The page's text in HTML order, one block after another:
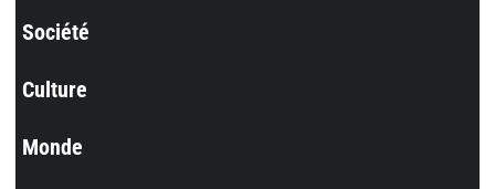
Société
Culture
Monde